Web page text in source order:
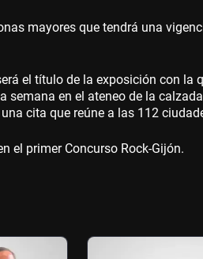
mayores que tendrá una
el título de la exposición con
semana en el ateneo de la
cita que reúne a las 112
el primer Concurso Rock-Gijón.